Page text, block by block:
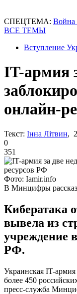
СПЕЦТЕМА: Война
ВСЕ ТЕМЫ
Вступление
IT-армия
онлайн-
Текст: Інна Літвин,
0
351
Фото: Iamir.info
В Минцифры
Кибератака
вывела из
учреждение
РФ.
Украинская IT-армия
более 450
пресс-служба